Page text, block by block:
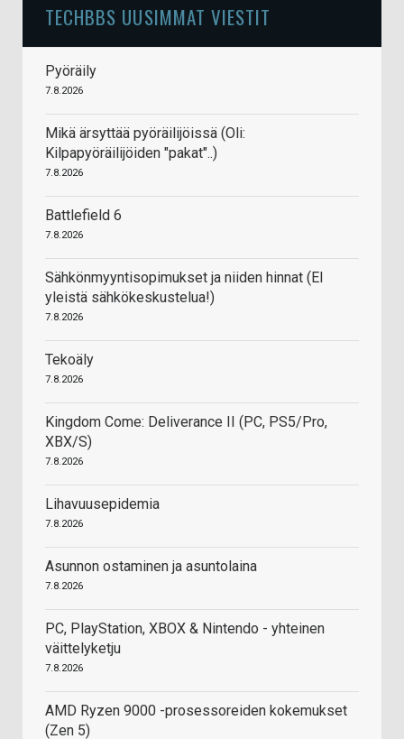
TECHBBS UUSIMMAT VIESTIT
Pyöräily
7.8.2026
Mikä ärsyttää pyöräilijöissä (Oli:
Kilpapyöräilijöiden "pakat"..)
7.8.2026
Battlefield 6
7.8.2026
Sähkönmyyntisopimukset ja niiden hinnat (EI
yleistä sähkökeskustelua!)
7.8.2026
Tekoäly
7.8.2026
Kingdom Come: Deliverance II (PC, PS5/Pro,
XBX/S)
7.8.2026
Lihavuusepidemia
7.8.2026
Asunnon ostaminen ja asuntolaina
7.8.2026
PC, PlayStation, XBOX & Nintendo - yhteinen
väittelyketju
7.8.2026
AMD Ryzen 9000 -prosessoreiden kokemukset
(Zen 5)